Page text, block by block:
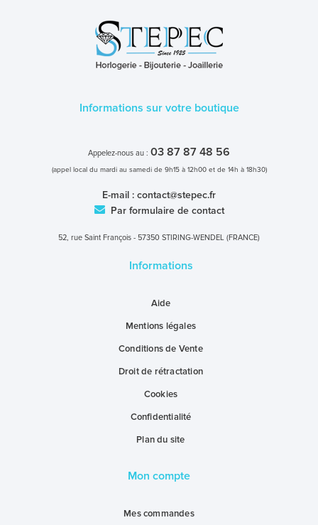
Informations sur votre boutique
Appelez-nous au : 03 87 87 48 56
(appel local du mardi au samedi de 9h15 à 12h00 et de 14h à 18h30)
E-mail : contact@stepec.fr
Par formulaire de contact
52, rue Saint François - 57350 STIRING-WENDEL (FRANCE)
Informations
Aide
Mentions légales
Conditions de Vente
Droit de rétractation
Cookies
Confidentialité
Plan du site
Mon compte
Mes commandes